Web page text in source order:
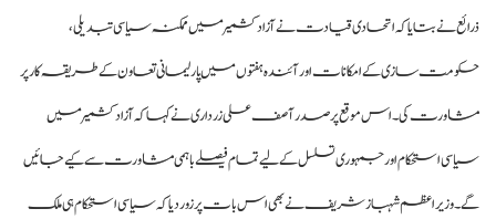
ذرائع نے بتایا کہ اتحادی قیادت نے آزاد کشمیر میں ممکنہ سیاسی تبدیلی،
حکومت سازی کے امکانات اور آئندہ ہفتوں میں پارلیمانی تعاون کے طریقہ کار پر
مشاورت کی۔ اس موقع پر صدر آصف علی زرداری نے کہا کہ آزاد کشمیر میں
سیاسی استحکام اور جمہوری تسلسل کے لیے تمام فیصلے باہمی مشاورت سے کیے جائیں
گے۔ وزیراعظم شہباز شریف نے بھی اس بات پر زور دیا کہ سیاسی استحکام ہی ملک